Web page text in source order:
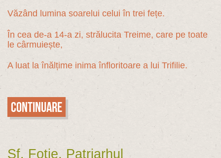
Văzând lumina soarelui celui în trei fețe.
În cea de-a 14-a zi, strălucita Treime, care pe toate
le cârmuiește,
A luat la înălțime inima înfloritoare a lui Trifilie.
Continuare
Sf. Fotie, Patriarhul